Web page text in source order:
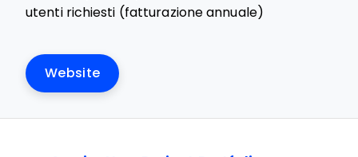
utenti richiesti (fatturazione annuale)
Website